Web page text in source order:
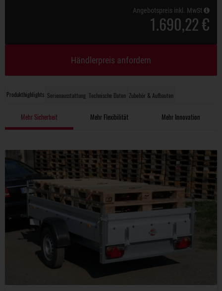
Produkthighlights Serienausstattung Technische Daten Zubehör & Aufbauten
Mehr Sicherheit Mehr Flexibilität Mehr Innovation
Angebotspreis inkl. MwSt
1.690,22 €
Händlerpreis anfordern